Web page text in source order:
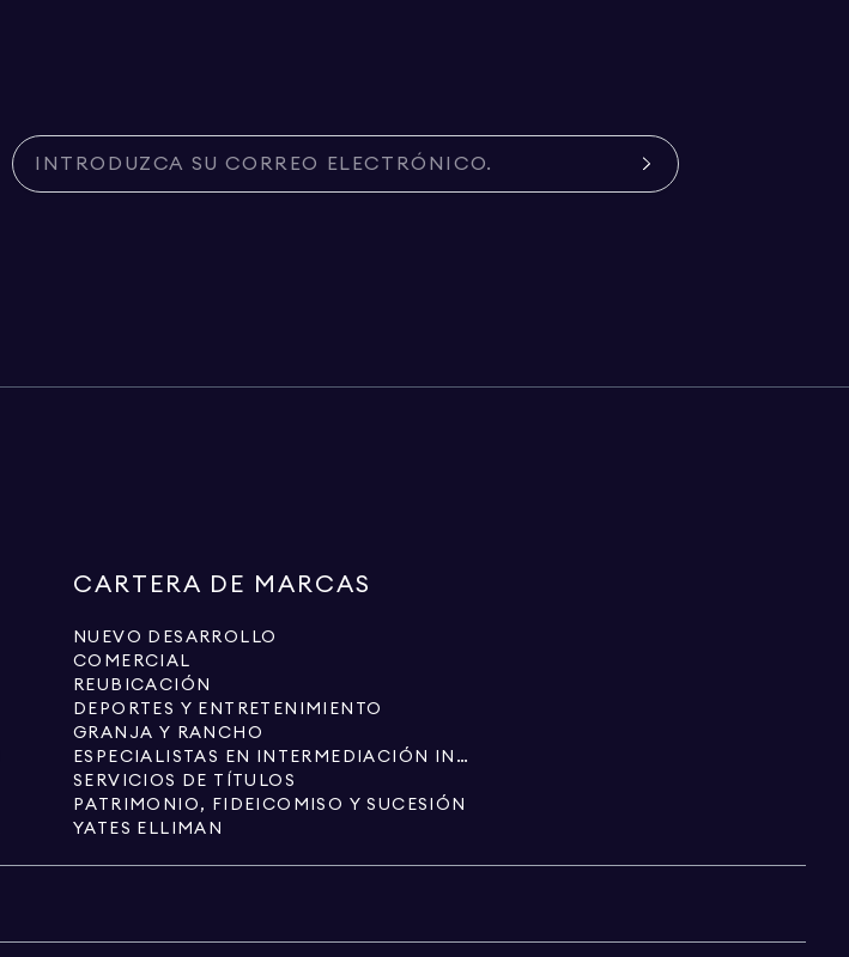
CARTERA DE MARCAS
NUEVO DESARROLLO
COMERCIAL
REUBICACIÓN
DEPORTES Y ENTRETENIMIENTO
GRANJA Y RANCHO
ESPECIALISTAS EN INTERMEDIACIÓN INMOBILIARIA
SERVICIOS DE TÍTULOS
PATRIMONIO, FIDEICOMISO Y SUCESIÓN
YATES ELLIMAN